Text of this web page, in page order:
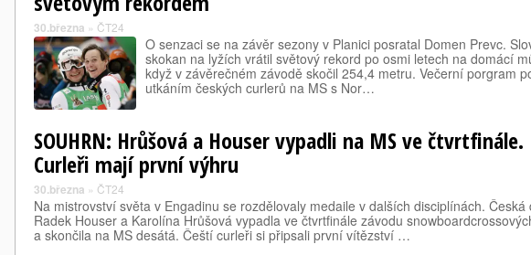
30.března » ČT24
O senzaci se na závěr sezony v Planici posratal Domen Prevc.
skokan na lyžích vrátil světový rekord po osmi letech na domácí
když v závěrečném závodě skočil 254,4 metru. Večerní porgram
utkáním českých curlerů na MS s Nor…
SOUHRN: Hrůšová a Houser vypadli na MS ve čtvrtfinále.
Curleři mají první výhru
30.března » ČT24
Na mistrovství světa v Engadinu se rozdělovaly medaile v dalších disciplínách. Česká
Radek Houser a Karolína Hrůšová vypadla ve čtvrtfinále závodu
a skončila na MS desátá. Čeští curleři si připsali první vítězství …